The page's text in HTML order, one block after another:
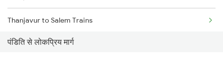
Thanjavur to Salem Trains
Thanjavur to Bengaluru Trains
पंडिति से लोकप्रिय मार्ग